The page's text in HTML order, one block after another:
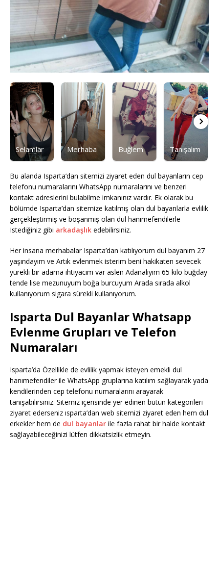
Selamlar Merhaba Buğlem Tanışalım
Bu alanda Isparta’dan sitemizi ziyaret eden dul bayanların cep
telefonu numaralarını WhatsApp numaralarını ve benzeri
kontakt adreslerini bulabilme imkanınız vardır. Ek olarak bu
bölümde Isparta’dan sitemize katılmış olan dul bayanlarla evlilik
gerçekleştirmiş ve boşanmış olan dul hanımefendilerle
Istediğiniz gibi arkadaşlık edebilirsiniz.
Her insana merhabalar Isparta’dan katılıyorum dul bayanım 27
yaşındayım ve Artık evlenmek isterim beni hakikaten sevecek
yürekli bir adama ihtiyacım var aslen Adanalıyım 65 kilo buğday
tende lise mezunuyum boğa burcuyum Arada sırada alkol
kullanıyorum sigara sürekli kullanıyorum.
Isparta Dul Bayanlar Whatsapp
Evlenme Grupları ve Telefon
Numaraları
Isparta’da Özellikle de evlilik yapmak isteyen emekli dul
hanımefendiler ile WhatsApp gruplarına katılım sağlayarak yada
kendilerinden cep telefonu numaralarını arayarak
tanışabilirsiniz. Sitemiz içerisinde yer edinen bütün kategorileri
ziyaret ederseniz ısparta’dan web sitemizi ziyaret eden hem dul
erkekler hem de dul bayanlar ile fazla rahat bir halde kontakt
sağlayabileceğinizi lütfen dikkatsizlik etmeyin.